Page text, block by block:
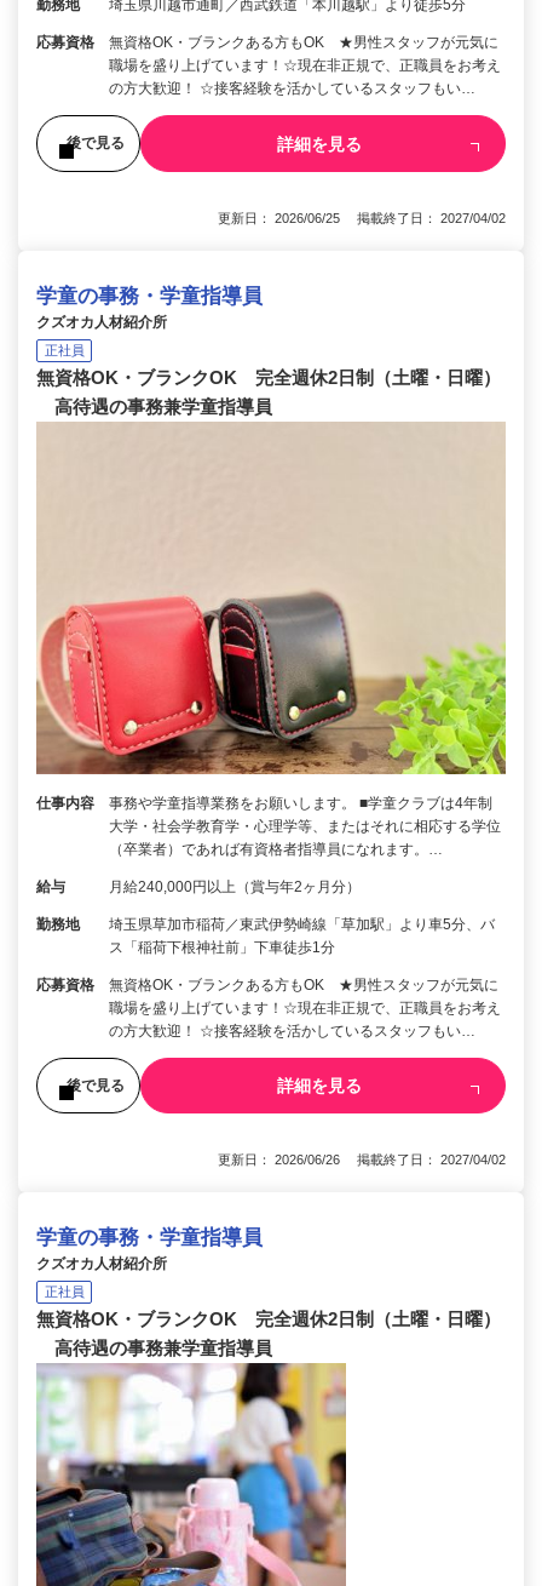
勤務地 埼玉県川越市通町／西武鉄道「本川越駅」より徒歩5分
応募資格
無資格OK・ブランクある方もOK ★男性スタッフが元気に
職場を盛り上げています！☆現在非正規で、正職員をお考え
の方大歓迎！ ☆接客経験を活かしているスタッフもい…
後で見る 詳細を見る
更新日： 2026/06/25 掲載終了日： 2027/04/02
学童の事務・学童指導員
クズオカ人材紹介所
正社員
無資格OK・ブランクOK 完全週休2日制（土曜・日曜）
高待遇の事務兼学童指導員
仕事内容
事務や学童指導業務をお願いします。 ■学童クラブは4年制
大学・社会学教育学・心理学等、またはそれに相応する学位
（卒業者）であれば有資格者指導員になれます。…
給与 月給240,000円以上（賞与年2ヶ月分）
勤務地
埼玉県草加市稲荷／東武伊勢崎線「草加駅」より車5分、バ
ス「稲荷下根神社前」下車徒歩1分
応募資格
無資格OK・ブランクある方もOK ★男性スタッフが元気に
職場を盛り上げています！☆現在非正規で、正職員をお考え
の方大歓迎！ ☆接客経験を活かしているスタッフもい…
後で見る 詳細を見る
更新日： 2026/06/26 掲載終了日： 2027/04/02
学童の事務・学童指導員
クズオカ人材紹介所
正社員
無資格OK・ブランクOK 完全週休2日制（土曜・日曜）
高待遇の事務兼学童指導員